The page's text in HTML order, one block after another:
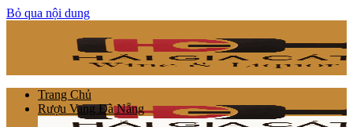
Bỏ qua nội dung
Trang Chủ
Rượu Vang Đà Nẵng